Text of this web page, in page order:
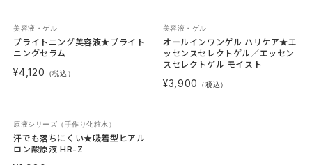
ブライトニング美容液★ブライト
ニングセラム
美容液・ゲル
¥4,120 （税込）
オールインワンゲル ハリケア★エ
ッセンスセレクトゲル／エッセン
スセレクトゲル モイスト
美容液・ゲル
¥3,900 （税込）
汗でも落ちにくい★吸着型ヒアル
ロン酸原液 HR-Z
原液シリーズ（手作り化粧水）